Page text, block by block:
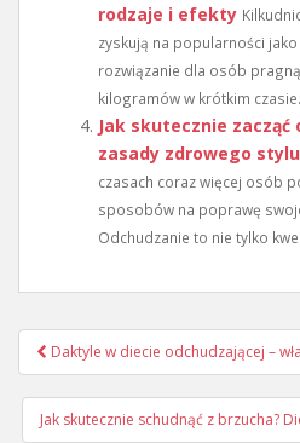
rodzaje i efekty
zyskują na popularności
rozwiązanie dla osób
kilogramów w krótkim
Jak skutecznie
zasady zdrowego
czasach coraz więcej osób
sposobów na poprawę
Odchudzanie to nie tylko
Nawigacja
wpisu
Daktyle w diecie odchudzającej –
Jak skutecznie schudnąć z brzucha?